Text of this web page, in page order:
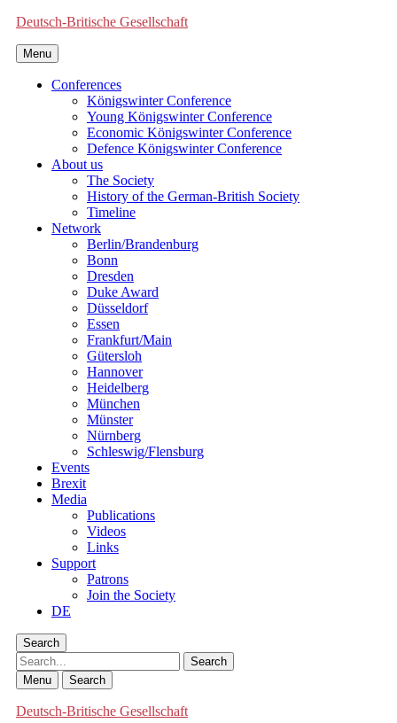
Deutsch-Britische Gesellschaft
Menu
Conferences
Königswinter Conference
Young Königswinter Conference
Economic Königswinter Conference
Defence Königswinter Conference
About us
The Society
History of the German-British Society
Timeline
Network
Berlin/Brandenburg
Bonn
Dresden
Duke Award
Düsseldorf
Essen
Frankfurt/Main
Gütersloh
Hannover
Heidelberg
München
Münster
Nürnberg
Schleswig/Flensburg
Events
Brexit
Media
Publications
Videos
Links
Support
Patrons
Join the Society
DE
Search
Search
Menu Search
Deutsch-Britische Gesellschaft